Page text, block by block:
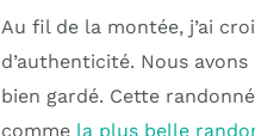
Au fil de la montée, j’ai
d’authenticité. Nous
bien gardé. Cette
comme la plus belle